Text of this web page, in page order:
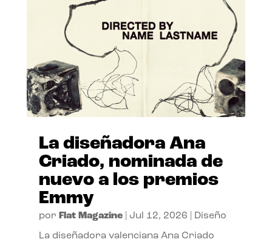
La diseñadora Ana
Criado, nominada de
nuevo a los premios
Emmy
por Flat Magazine| Jul 12, 2026 Diseño
La diseñadora valenciana Ana Criado